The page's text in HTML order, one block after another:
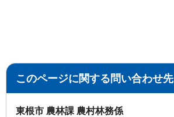
このページに関する問い合わせ先
東根市 農林課 農村林務係